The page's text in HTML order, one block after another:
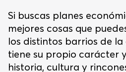
Si buscas planes
mejores cosas que
los distintos barrios de
tiene su propio carácter
historia, cultura y